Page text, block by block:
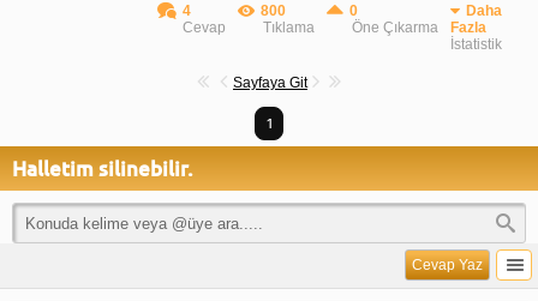
4
Cevap
800
Tıklama
0
Öne Çıkarma
Daha
Fazla
İstatistik
Sayfaya Git
1
Halletim silinebilir.
Cevap Yaz